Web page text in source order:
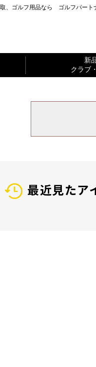
、ゴルフ用品なら ゴルフパー
新
クラブ
最近見たア